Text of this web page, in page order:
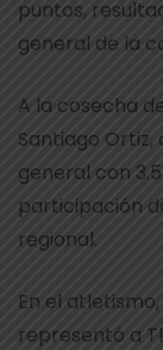
puntos,
general de la
A la cosecha
Santiago
general con
participación
regional.
En el
representó a